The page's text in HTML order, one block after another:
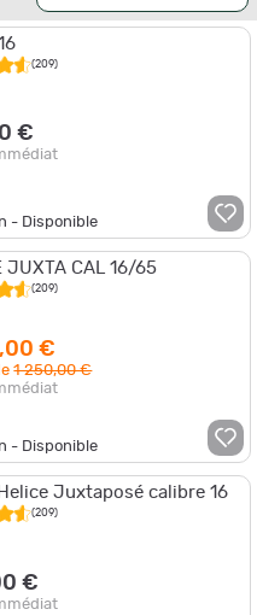
(209)
€
- Disponible
JUXTA CAL 16/65
(209)
€
1 250,00 €
- Disponible
Juxtaposé calibre 16
(209)
€